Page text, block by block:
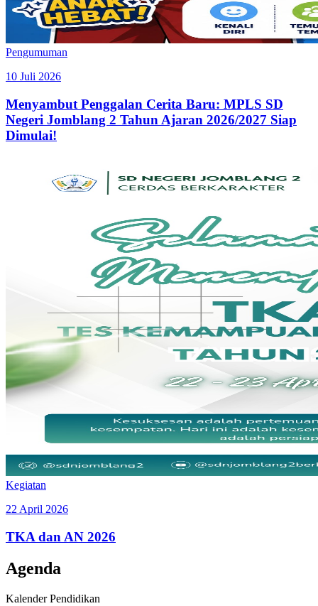
Pengumuman
10 Juli 2026
Menyambut Penggalan Cerita Baru: MPLS SD
Negeri Jomblang 2 Tahun Ajaran 2026/2027 Siap
Dimulai!
Kegiatan
22 April 2026
TKA dan AN 2026
Agenda
Kalender Pendidikan